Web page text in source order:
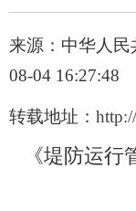
来源：中华人民
08-04 16:27:48
转载地址：
《堤防运